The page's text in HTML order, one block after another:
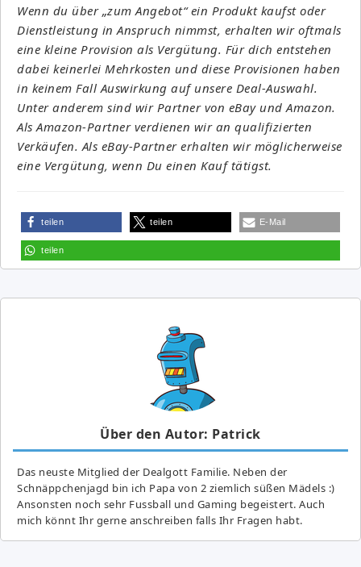
Wenn du über „zum Angebot“ ein Produkt kaufst oder
Dienstleistung in Anspruch nimmst, erhalten wir oftmals
eine kleine Provision als Vergütung. Für dich entstehen
dabei keinerlei Mehrkosten und diese Provisionen haben
in keinem Fall Auswirkung auf unsere Deal-Auswahl.
Unter anderem sind wir Partner von eBay und Amazon.
Als Amazon-Partner verdienen wir an qualifizierten
Verkäufen. Als eBay-Partner erhalten wir möglicherweise
eine Vergütung, wenn Du einen Kauf tätigst.
teilen teilen E-Mail
teilen
Über den Autor: Patrick
Das neuste Mitglied der Dealgott Familie. Neben der
Schnäppchenjagd bin ich Papa von 2 ziemlich süßen Mädels :)
Ansonsten noch sehr Fussball und Gaming begeistert. Auch
mich könnt Ihr gerne anschreiben falls Ihr Fragen habt.